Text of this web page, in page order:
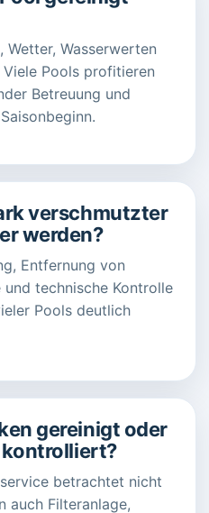
Wasserwerten
Pools profitieren
Betreuung und
verschmutzter
werden?
Entfernung von
und technische Kontrolle
Pools deutlich
gereinigt oder
betrachtet nicht
auch Filteranlage,